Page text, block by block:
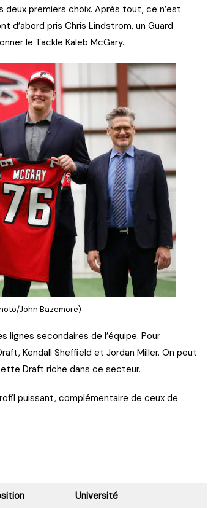
premiers choix. Après tout, ce n’est
d’abord pris Chris Lindstrom, un Guard
le Tackle Kaleb McGary.
John Bazemore)
lignes secondaires de l’équipe. Pour
Kendall Sheffield et Jordan Miller. On peut
Draft riche dans ce secteur.
puissant, complémentaire de ceux de
Université